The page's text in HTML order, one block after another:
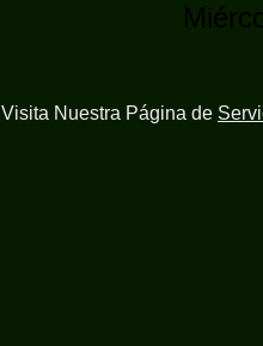
Visita Nuestra Página de